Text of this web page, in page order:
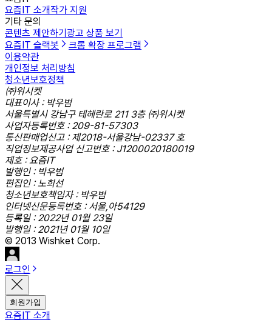
요즘IT 소개작가 지원
기타 문의
콘텐츠 제안하기광고 상품 보기
요즘IT 슬랙봇
크롬 확장 프로그램
이용약관
개인정보 처리방침
청소년보호정책
㈜위시켓
대표이사 : 박우범
서울특별시 강남구 테헤란로 211 3층 ㈜위시켓
사업자등록번호 : 209-81-57303
통신판매업신고 : 제2018-서울강남-02337 호
직업정보제공사업 신고번호 : J1200020180019
제호 : 요즘IT
발행인 : 박우범
편집인 : 노희선
청소년보호책임자 : 박우범
인터넷신문등록번호 : 서울,아54129
등록일 : 2022년 01월 23일
발행일 : 2021년 01월 10일
© 2013 Wishket Corp.
로그인
회원가입
요즘IT 소개